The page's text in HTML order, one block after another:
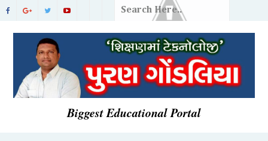
Biggest Educational Portal